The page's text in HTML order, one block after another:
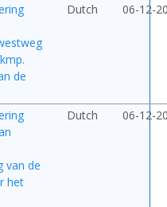
de
Dutch 06-12-
van de
het
Dutch 06-12-